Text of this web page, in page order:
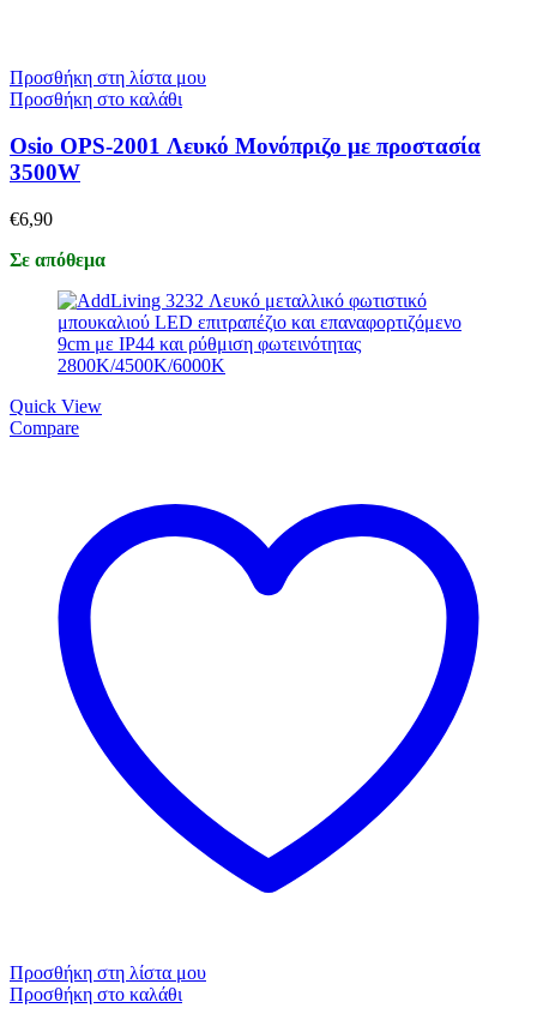
Προσθήκη στη λίστα μου
Προσθήκη στο καλάθι
Osio OPS-2001 Λευκό Μονόπριζο με προστασία
3500W
€6,90
Σε απόθεμα
Quick View
Compare
Προσθήκη στη λίστα μου
Προσθήκη στο καλάθι